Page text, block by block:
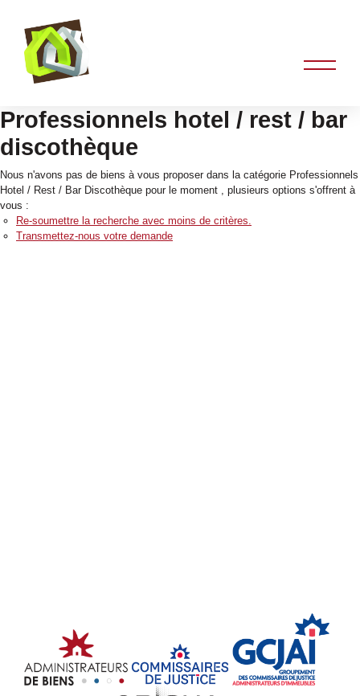
Professionnels hotel / rest / bar
discothèque
Nous n'avons pas de biens à vous proposer dans la catégorie Professionnels
Hotel / Rest / Bar Discothèque pour le moment , plusieurs options s'offrent à
vous :
Re-soumettre la recherche avec moins de critères.
Transmettez-nous votre demande